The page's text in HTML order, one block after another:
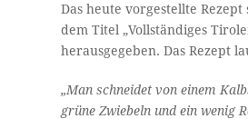
Das heute vorgestellte
dem Titel „Vollständiges
herausgegeben. Das Rezept
„Man schneidet von einem
grüne Zwiebeln und ein wenig